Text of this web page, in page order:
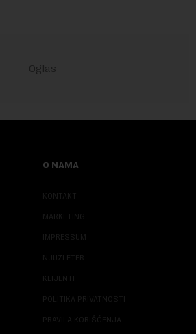
O NAMA
KONTAKT
MARKETING
IMPRESSUM
NJUZLETER
KLIJENTI
POLITIKA PRIVATNOSTI
PRAVILA KORIŠĆENJA